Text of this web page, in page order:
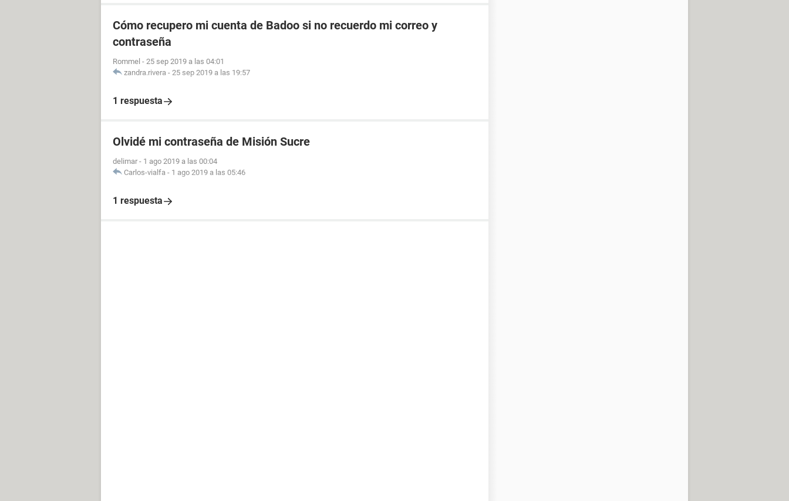
Cómo recupero mi cuenta de Badoo si no recuerdo mi correo y
contraseña
Rommel - 25 sep 2019 a las 04:01
zandra.rivera - 25 sep 2019 a las 19:57
1 respuesta
Olvidé mi contraseña de Misión Sucre
delimar - 1 ago 2019 a las 00:04
Carlos-vialfa - 1 ago 2019 a las 05:46
1 respuesta